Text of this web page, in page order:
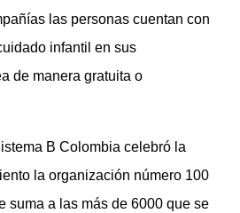
las personas cuentan con
infantil en sus
de manera gratuita o
B Colombia celebró la
la organización número 100
suma a las más de 6000 que se